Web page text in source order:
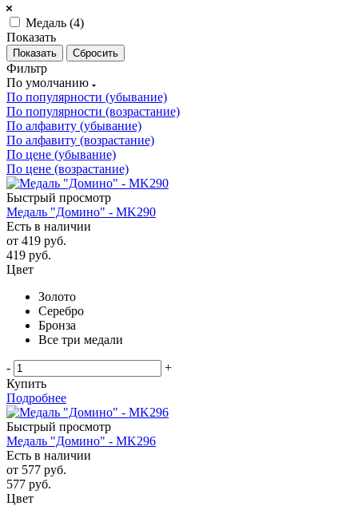
Медаль (4)
Показать
Сбросить
Фильтр
По умолчанию
По популярности (убывание)
По популярности (возрастание)
По алфавиту (убывание)
По алфавиту (возрастание)
По цене (убывание)
По цене (возрастание)
Быстрый просмотр
Медаль "Домино" - MK290
Есть в наличии
от 419 руб.
419 руб.
Цвет
Золото
Серебро
Бронза
Все три медали
-
+
Купить
Подробнее
Быстрый просмотр
Медаль "Домино" - MK296
Есть в наличии
от 577 руб.
577 руб.
Цвет